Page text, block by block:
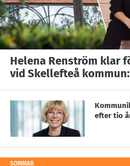
Helena Renström klar
vid Skellefteå
efter tio
SOMMAR